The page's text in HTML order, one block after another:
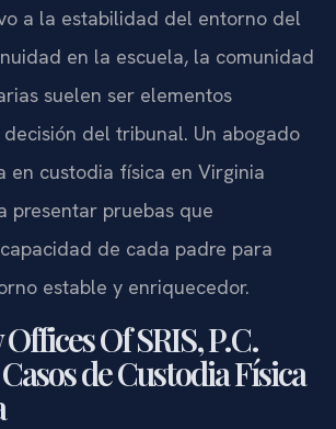
a la estabilidad del entorno del
en la escuela, la comunidad
suelen ser elementos
del tribunal. Un abogado
en custodia física en Virginia
presentar pruebas que
de cada padre para
estable y enriquecedor.
Of SRIS, P.C.
de Custodia Física